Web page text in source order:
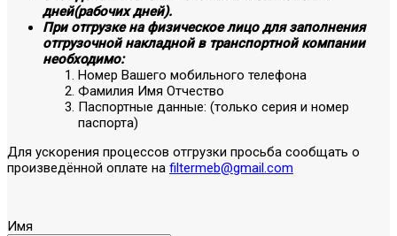
дней(рабочих дней).
При отгрузке на физическое лицо для заполнения
отгрузочной накладной в транспортной компании
необходимо:
Номер Вашего мобильного телефона
Фамилия Имя Отчество
Паспортные данные: (только серия и номер
паспорта)
Для ускорения процессов отгрузки просьба сообщать о
произведённой оплате на filtermeb@gmail.com
Имя